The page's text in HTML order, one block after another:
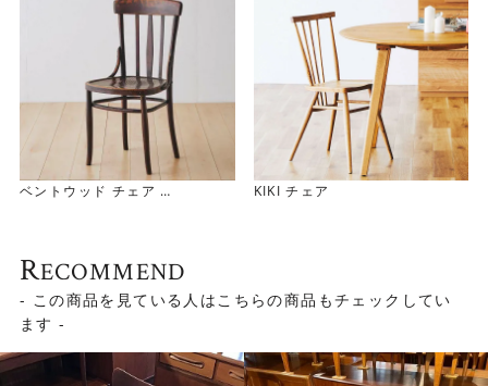
ベントウッド チェア
KIKI チェア
RECOMMEND
- この商品を見ている人はこちらの商品もチェックしてい
ます -